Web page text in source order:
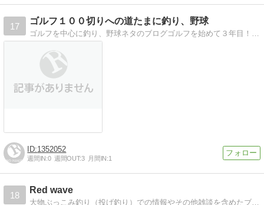
17
ゴルフ１００切りへの道たまに釣り、野球
1352052
週間IN:0 週間OUT:3 月間IN:1
18
Red wave
大物ぶっこみ釣り（投げ釣り）での情報やその他雑談を含めたブログです。